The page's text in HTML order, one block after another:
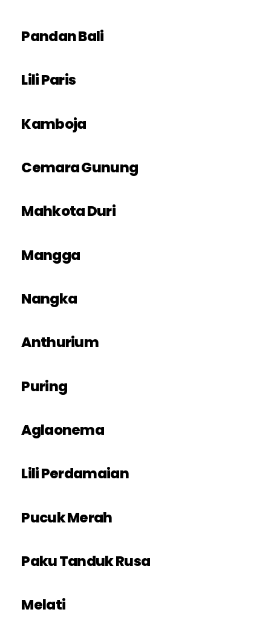
Pandan Bali
Lili Paris
Kamboja
Cemara Gunung
Mahkota Duri
Mangga
Nangka
Anthurium
Puring
Aglaonema
Lili Perdamaian
Pucuk Merah
Paku Tanduk Rusa
Melati